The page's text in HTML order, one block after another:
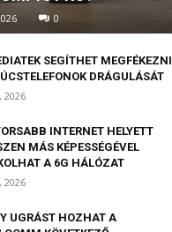
0
SEGÍTHET MEGFÉKEZNI
DRÁGULÁSÁT
2026
INTERNET HELYETT
MÁS KÉPESSÉGÉVEL
A 6G HÁLÓZAT
2026
UGRÁST HOZHAT A